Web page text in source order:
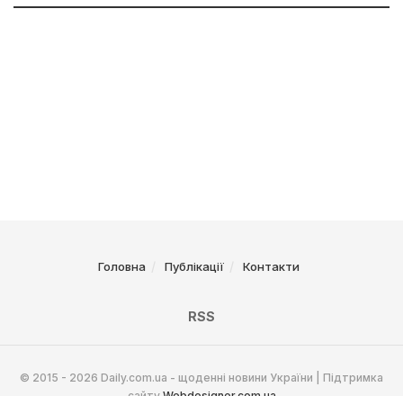
Головна Публікації Контакти
RSS
© 2015 - 2026 Daily.com.ua - щоденні новини України | Підтримка